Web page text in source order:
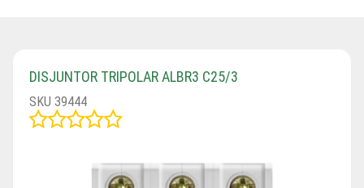
DISJUNTOR TRIPOLAR ALBR3 C25/3
SKU 39444